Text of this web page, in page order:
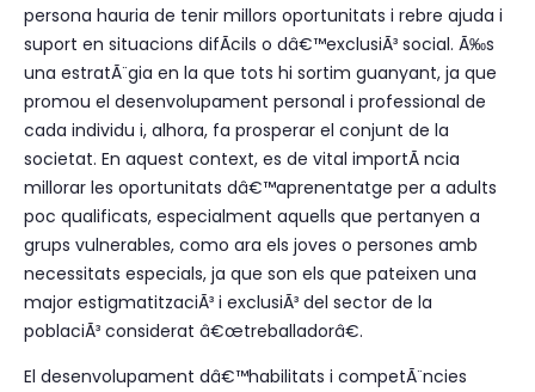
persona hauria de tenir millors oportunitats i rebre ajuda i
suport en situacions difÃ­cils o dâ€™exclusiÃ³ social. Ã‰s
una estratÃ¨gia en la que tots hi sortim guanyant, ja que
promou el desenvolupament personal i professional de
cada individu i, alhora, fa prosperar el conjunt de la
societat. En aquest context, es de vital importÃ ncia
millorar les oportunitats dâ€™aprenentatge per a adults
poc qualificats, especialment aquells que pertanyen a
grups vulnerables, como ara els joves o persones amb
necessitats especials, ja que son els que pateixen una
major estigmatitzaciÃ³ i exclusiÃ³ del sector de la
poblaciÃ³ considerat â€œtreballadorâ€.
El desenvolupament dâ€™habilitats i competÃ¨ncies